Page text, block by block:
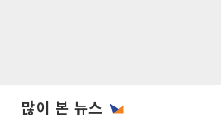
많이 본 뉴스